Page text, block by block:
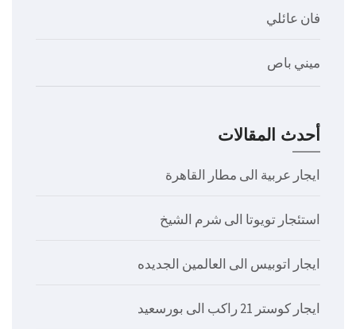
فان عائلي
ميني باص
أحدث المقالات
ايجار عربية الى مطار القاهرة
استئجار تويوتا الى شرم الشيخ
ايجار اتوبيس الى العالمين الجديده
ايجار كوستر 21 راكب الى بورسعيد